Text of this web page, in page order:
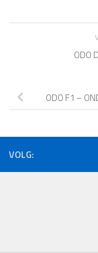
ODO
ODO F1 –
VOLG: